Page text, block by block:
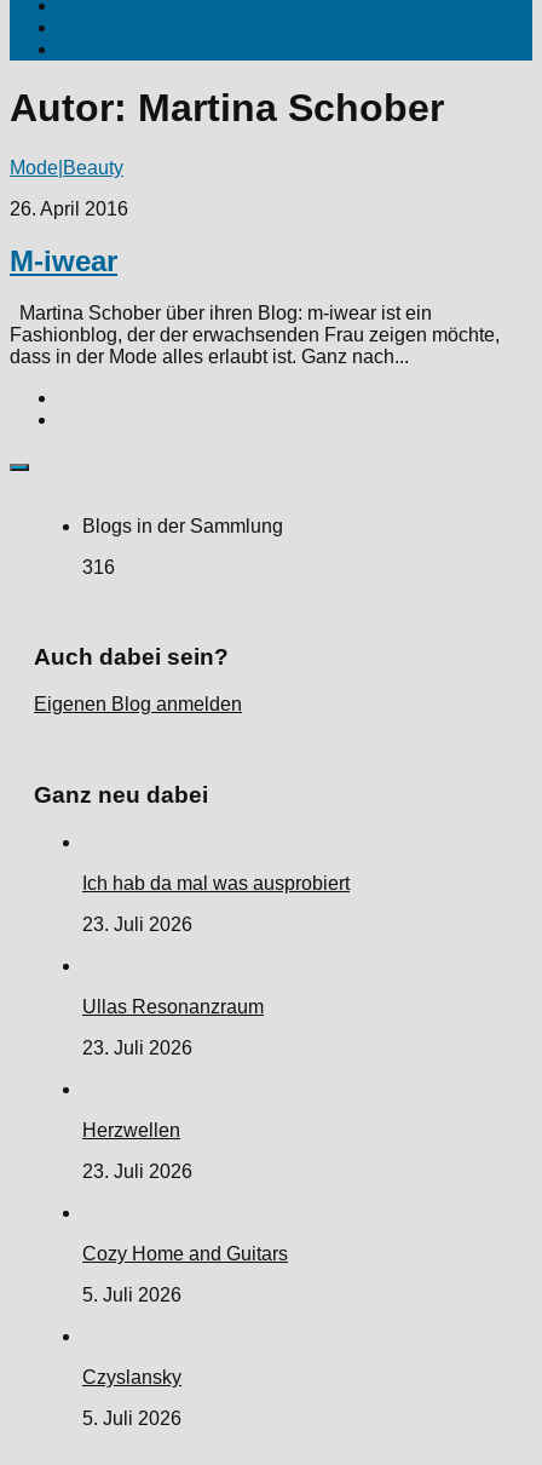
Autor: Martina Schober
Mode|Beauty
26. April 2016
M-iwear
Martina Schober über ihren Blog: m-iwear ist ein
Fashionblog, der der erwachsenden Frau zeigen möchte,
dass in der Mode alles erlaubt ist. Ganz nach...
Blogs in der Sammlung
316
Auch dabei sein?
Eigenen Blog anmelden
Ganz neu dabei
Ich hab da mal was ausprobiert
23. Juli 2026
Ullas Resonanzraum
23. Juli 2026
Herzwellen
23. Juli 2026
Cozy Home and Guitars
5. Juli 2026
Czyslansky
5. Juli 2026